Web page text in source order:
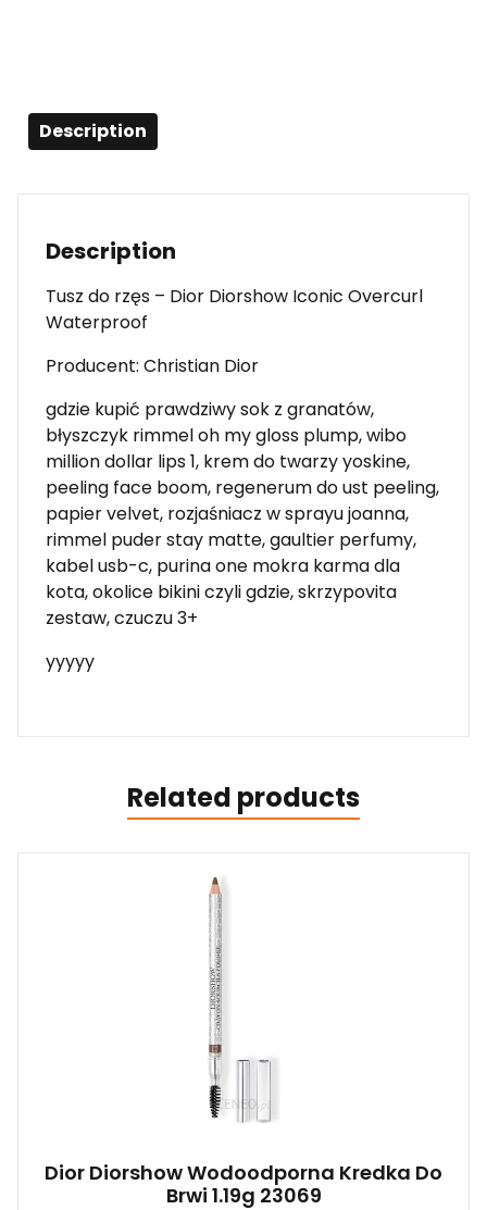
Description
Description
Tusz do rzęs – Dior Diorshow Iconic Overcurl
Waterproof
Producent: Christian Dior
gdzie kupić prawdziwy sok z granatów,
błyszczyk rimmel oh my gloss plump, wibo
million dollar lips 1, krem do twarzy yoskine,
peeling face boom, regenerum do ust peeling,
papier velvet, rozjaśniacz w sprayu joanna,
rimmel puder stay matte, gaultier perfumy,
kabel usb-c, purina one mokra karma dla
kota, okolice bikini czyli gdzie, skrzypovita
zestaw, czuczu 3+
yyyyy
Related products
Dior Diorshow Wodoodporna Kredka Do
Brwi 1.19g 23069